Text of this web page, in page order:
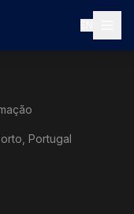
Portugal